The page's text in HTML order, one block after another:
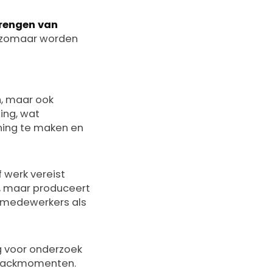
van
worden
maar ook
wat
te maken en
werk vereist
maar produceert
als
onderzoek